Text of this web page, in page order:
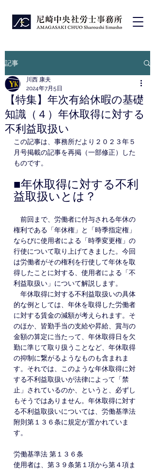
記事
【特集】年次有給休暇の基礎
知識（４）年休取得に対する
不利益取扱い
川西 康夫
2024年7月5日
この記事は、事務所だより２０２３年５
月号掲載の記事を再掲（一部修正）した
ものです。
■年休取得に対する不利
益取扱いとは？
前回まで、労働者に付与される年休の
権利である「年休権」と「時季指定権」
ならびに使用者による「時季変更権」の
行使について取り上げてきました。今回
は労働者がその権利を行使して年休を取
得したことに対する、使用者による「不
利益取扱い」について解説します。
年休取得に対する不利益取扱いの具体
的な例としては、年休を取得した労働者
に対する賃金の減額が考えられます。そ
のほか、皆勤手当の支給や昇給、賞与の
金額の算定に当たって、年休取得日を欠
勤に準じて取り扱うことなど、年休取得
の抑制に繋がるようなものも含まれま
す。それでは、このような年休取得に対
する不利益取扱いが法律によって「禁
止」されているのか、というと、必ずし
もそうではありません。年休取得に対す
る不利益取扱いについては、労働基準法
附則第１３６条に規定が置かれていま
す。
労働基準法 第１３６条
使用者は、第３９条第１項から第４項ま